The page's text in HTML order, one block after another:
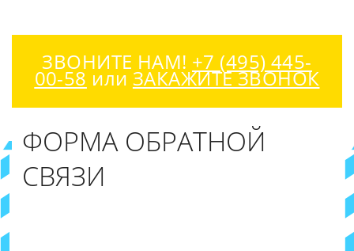
ЗВОНИТЕ НАМ! +7 (495) 445-
00-58 илиЗАКАЖИТЕ ЗВОНОК
ФОРМА ОБРАТНОЙ
СВЯЗИ